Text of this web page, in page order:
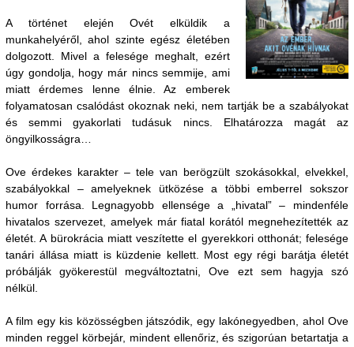
A történet elején Ovét elküldik a
munkahelyéről, ahol szinte egész életében
dolgozott. Mivel a felesége meghalt, ezért
úgy gondolja, hogy már nincs semmije, ami
miatt érdemes lenne élnie. Az emberek
folyamatosan csalódást okoznak neki, nem tartják be a szabályokat
és semmi gyakorlati tudásuk nincs. Elhatározza magát az
öngyilkosságra…
Ove érdekes karakter – tele van berögzült szokásokkal, elvekkel,
szabályokkal – amelyeknek ütközése a többi emberrel sokszor
humor forrása. Legnagyobb ellensége a „hivatal” – mindenféle
hivatalos szervezet, amelyek már fiatal korától megnehezítették az
életét. A bürokrácia miatt veszítette el gyerekkori otthonát; felesége
tanári állása miatt is küzdenie kellett. Most egy régi barátja életét
próbálják gyökerestül megváltoztatni, Ove ezt sem hagyja szó
nélkül.
A film egy kis közösségben játszódik, egy lakónegyedben, ahol Ove
minden reggel körbejár, mindent ellenőriz, és szigorúan betartatja a